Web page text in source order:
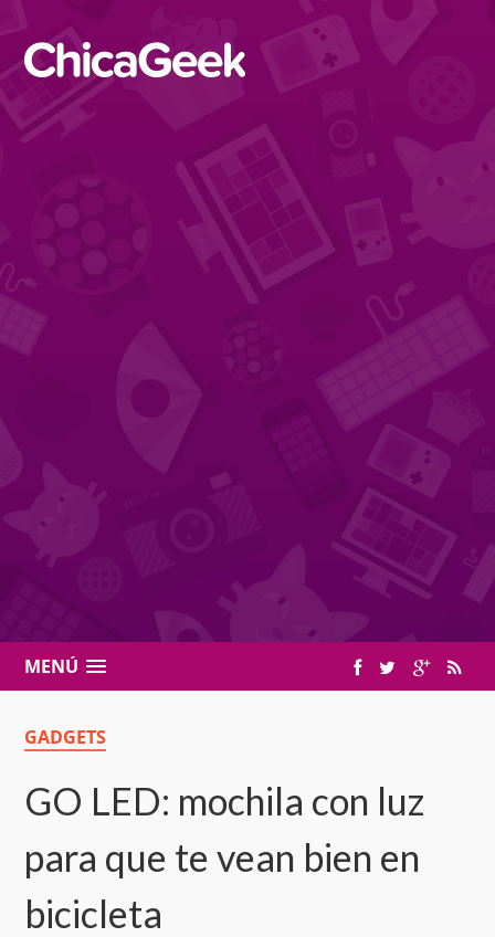
MENÚ
GADGETS
GO LED: mochila con luz
para que te vean bien en
bicicleta